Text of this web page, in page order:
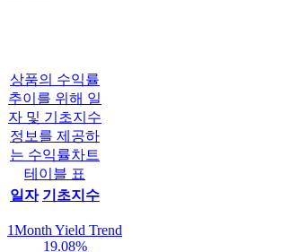
상품의 수익률
추이를 위해 일
자 및 기초지수
정보를 제공하
는 수익률차트
테이블 표
일자 기초지수
1Month Yield Trend
19.08%